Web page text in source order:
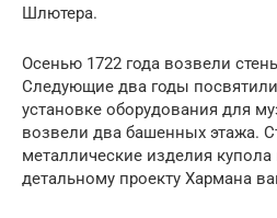
Шлютера.
Осенью 1722 года возвели
Следующие два годы
установке оборудования для
возвели два башенных этажа.
металлические изделия
детальному проекту Хармана